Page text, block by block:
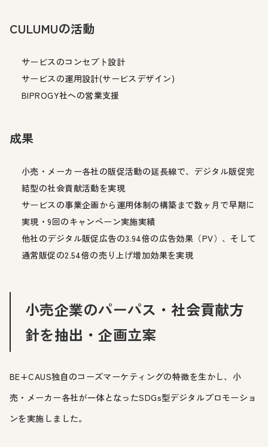
CULUMUの活動
サービスのコンセプト設計
サービスの運用設計(サービスデザイン)
BIPROGY社への営業支援
成果
小売・メーカー各社の販促活動の延長線で、デジタル販促完
結型の社会貢献活動を実現
サービスの事業企画から運用体制の構築まで数ヶ月で早期に
実現・9回のキャンペーン実施実績
他社のデジタル販促広告の3.94倍の広告効果（PV）、そして
通常販促の2.54倍の売り上げ増加効果を実現
小売企業のパーパス・社会貢献方
針を抽出・企画立案
BE+CAUS独自のコーズマーケティングの特徴を生かし、小
売・メーカー各社が一体となったSDGs型デジタルプロモーショ
ンを実施しました。